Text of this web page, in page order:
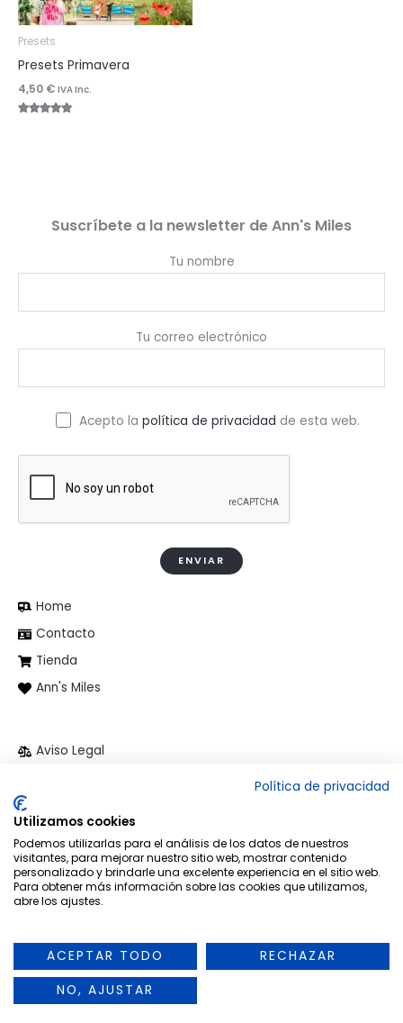
Presets
Presets Primavera
4,50 € IVA Inc.
Suscríbete a la newsletter de Ann's Miles
Tu nombre
Tu correo electrónico
Acepto lapolítica de privacidad de esta web.
Home
Contacto
Tienda
Ann's Miles
Aviso Legal
Powered by Ann's Miles
Política de privacidad
Utilizamos cookies
Podemos utilizarlas para el análisis de los datos de nuestros
visitantes, para mejorar nuestro sitio web, mostrar contenido
personalizado y brindarle una excelente experiencia en el sitio web.
Para obtener más información sobre las cookies que utilizamos,
abre los ajustes.
ACEPTAR TODO
RECHAZAR
NO, AJUSTAR